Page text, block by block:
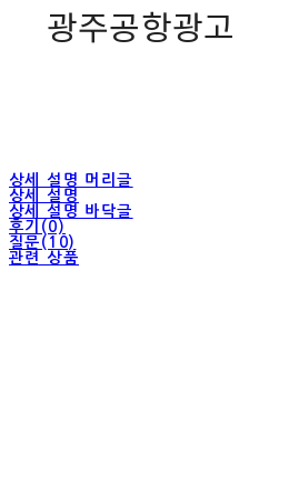
광주공항광고
상세 설명 머리글
상세 설명
상세 설명 바닥글
후기(0)
질문(10)
관련 상품